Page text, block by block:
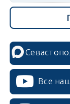
Все